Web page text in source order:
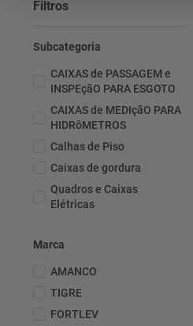
Filtros
Subcategoria
CAIXAS de PASSAGEM e
INSPEçãO PARA ESGOTO
CAIXAS de MEDIçãO PARA
HIDRôMETROS
Calhas de Piso
Caixas de gordura
Quadros e Caixas
Elétricas
Marca
AMANCO
TIGRE
FORTLEV